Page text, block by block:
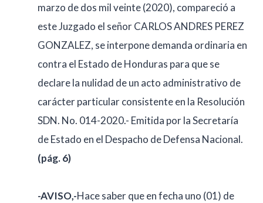
marzo de dos mil veinte (2020), compareció a
este Juzgado el señor CARLOS ANDRES PEREZ
GONZALEZ, se interpone demanda ordinaria en
contra el Estado de Honduras para que se
declare la nulidad de un acto administrativo de
carácter particular consistente en la Resolución
SDN. No. 014-2020.- Emitida por la Secretaría
de Estado en el Despacho de Defensa Nacional.
(pág. 6)
-AVISO,-Hace saber que en fecha uno (01) de